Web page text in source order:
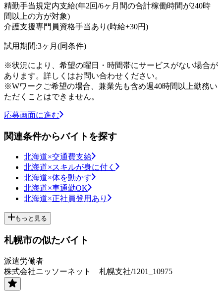
精勤手当規定内支給(年2回/6ヶ月間の合計稼働時間が240時
間以上の方が対象)
介護支援専門員資格手当あり(時給+30円)
試用期間:3ヶ月(同条件)
※状況により、希望の曜日・時間帯にサービスがない場合が
あります。詳しくはお問い合わせください。
※Wワークご希望の場合、兼業先も含め週40時間以上勤務い
ただくことはできません。
応募画面に進む
関連条件からバイトを探す
北海道×交通費支給
北海道×スキルが身に付く
北海道×体を動かす
北海道×車通勤OK
北海道×正社員登用あり
もっと見る
札幌市の似たバイト
派遣労働者
株式会社ニッソーネット 札幌支社/1201_10975